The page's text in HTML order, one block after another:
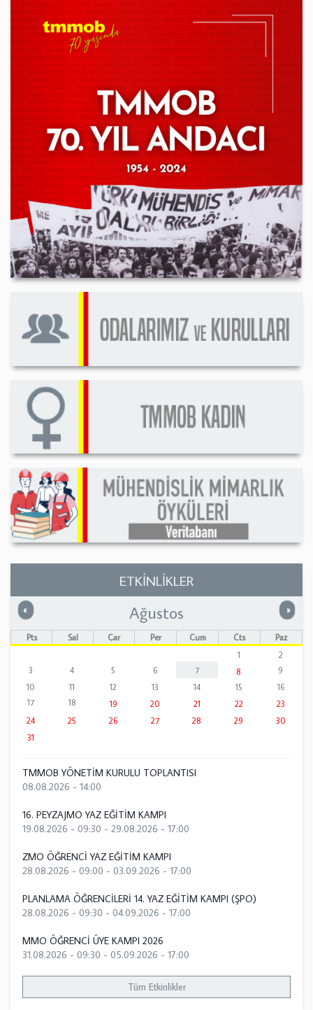
ETKİNLİKLER
« Önceki »
Ağustos
Pts Sal Çar Per Cum Cts
Paz
1
2
3
4 5 6 7 8
9
10
11 12 13 14 15
16
17
18 19 20 21 22
23
24
25 26 27 28 29
30
31
TMMOB YÖNETİM KURULU TOPLANTISI
08.08.2026 - 14:00
16. PEYZAJMO YAZ EĞİTİM KAMPI
19.08.2026 - 09:30 - 29.08.2026 - 17:00
ZMO ÖĞRENCİ YAZ EĞİTİM KAMPI
28.08.2026 - 09:00 - 03.09.2026 - 17:00
PLANLAMA ÖĞRENCİLERİ 14. YAZ EĞİTİM KAMPI (ŞPO)
28.08.2026 - 09:30 - 04.09.2026 - 17:00
MMO ÖĞRENCİ ÜYE KAMPI 2026
31.08.2026 - 09:30 - 05.09.2026 - 17:00
Tüm Etkinlikler